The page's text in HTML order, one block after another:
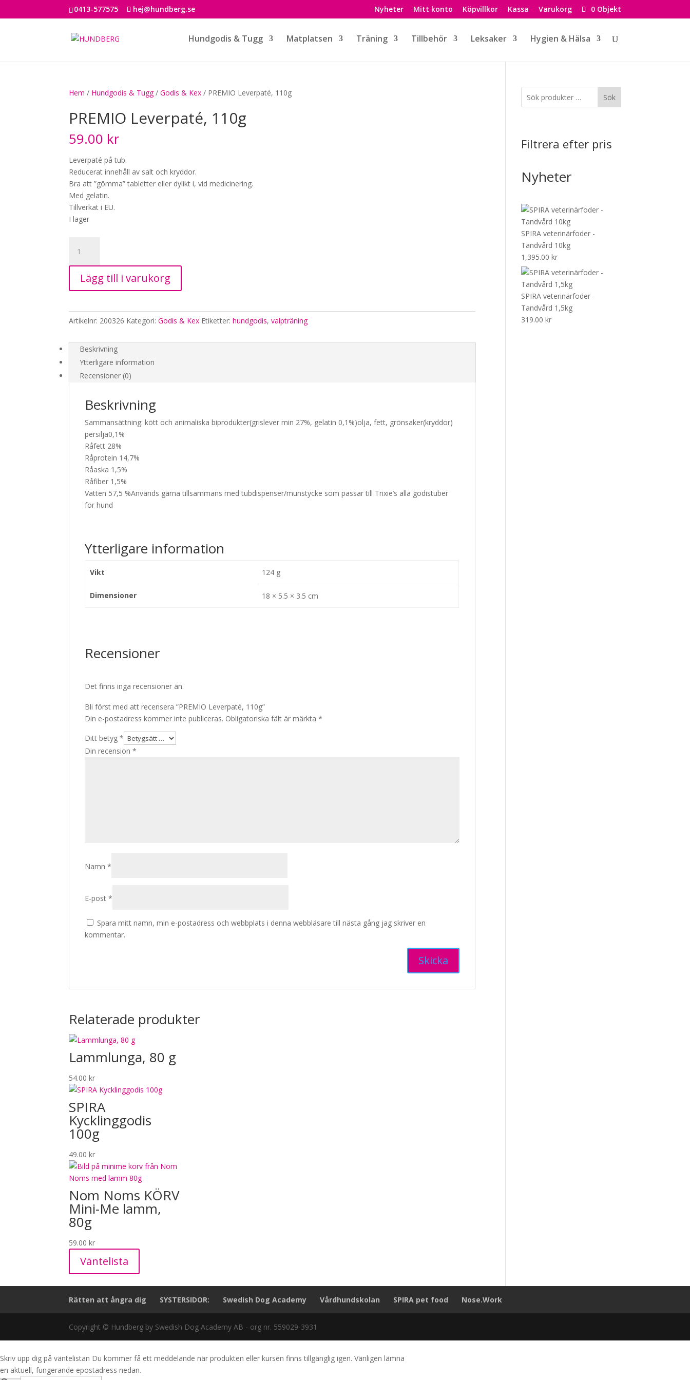
0413-577575 hej@hundberg.se Nyheter Mitt konto Köpvillkor Kassa Varukorg 0 Objekt
Hundgodis & Tugg Matplatsen Träning Tillbehör Leksaker Hygien & Hälsa
Hem / Hundgodis & Tugg/Godis & Kex / PREMIO Leverpaté, 110g
PREMIO Leverpaté, 110g
59.00 kr
Leverpaté på tub.
Reducerat innehåll av salt och kryddor.
Bra att ”gömma” tabletter eller dylikt i, vid medicinering.
Med gelatin.
Tillverkat i EU.
I lager
Leverpaté,
110g
mängdLägg till i varukorg
Artikelnr: 200326 Kategori:Godis & Kex Etiketter:hundgodis,valpträning
Beskrivning
Ytterligare information
Recensioner (0)
Beskrivning
Sammansättning: kött och animaliska biprodukter(grislever min 27%, gelatin 0,1%)olja, fett, grönsaker(kryddor)
persilja0,1%
Råfett 28%
Råprotein 14,7%
Råaska 1,5%
Råfiber 1,5%
Vatten 57,5 %Används gärna tillsammans med tubdispenser/munstycke som passar till Trixie’s alla godistuber
för hund
Ytterligare information
Vikt 124 g
Dimensioner 18 × 5.5 × 3.5 cm
Recensioner
Det finns inga recensioner än.
Bli först med att recensera ”PREMIO Leverpaté, 110g”
Din e-postadress kommer inte publiceras. Obligatoriska fält är märkta*
Ditt betyg*
Din recension*
Namn*
E-post*
Spara mitt namn, min e-postadress och webbplats i denna webbläsare till nästa gång jag skriver en
kommentar.
Relaterade produkter
Lammlunga, 80 g
54.00kr
SPIRA
Kycklinggodis
100g
49.00kr
Nom Noms KÖRV
Mini-Me lamm,
80g
59.00kr
Väntelista
Sök
Filtrera efter pris
Nyheter
SPIRA veterinärfoder -
Tandvård 10kg
1,395.00kr
SPIRA veterinärfoder -
Tandvård 1,5kg
319.00kr
Rätten att ångra dig SYSTERSIDOR: Swedish Dog Academy Vårdhundskolan SPIRA pet food Nose.Work
Copyright © Hundberg by Swedish Dog Academy AB - org nr. 559029-3931
Skriv upp dig på väntelistan Du kommer få ett meddelande när produkten eller kursen finns tillgänglig igen. Vänligen lämna
en aktuell, fungerande epostadress nedan.